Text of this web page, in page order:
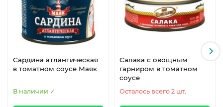
Сардина атлантическая
в томатном соусе Маяк
В наличии ✓
Салака с овощным
гарниром в томатном
соусе
Осталось всего 2 шт.